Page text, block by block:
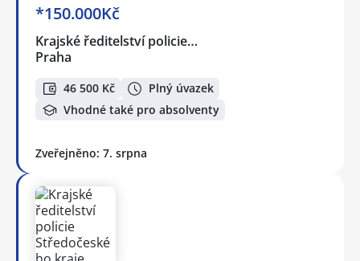
*150.000Kč
Krajské ředitelství policie…
Praha
46 500 Kč
Plný úvazek
Vhodné také pro absolventy
Zveřejněno: 7. srpna